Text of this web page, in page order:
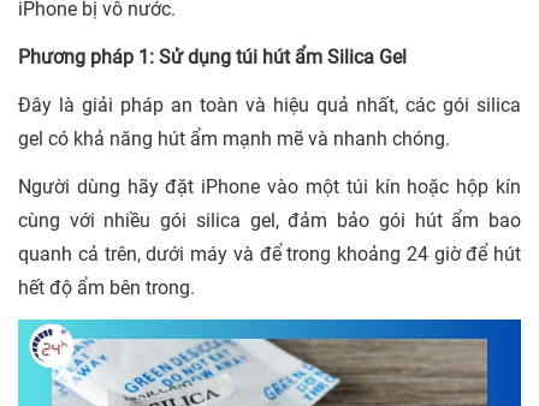
iPhone bị vô nước.
Phương pháp 1: Sử dụng túi hút ẩm Silica Gel
Đây là giải pháp an toàn và hiệu quả nhất, các gói silica
gel có khả năng hút ẩm mạnh mẽ và nhanh chóng.
Người dùng hãy đặt iPhone vào một túi kín hoặc hộp kín
cùng với nhiều gói silica gel, đảm bảo gói hút ẩm bao
quanh cả trên, dưới máy và để trong khoảng 24 giờ để hút
hết độ ẩm bên trong.